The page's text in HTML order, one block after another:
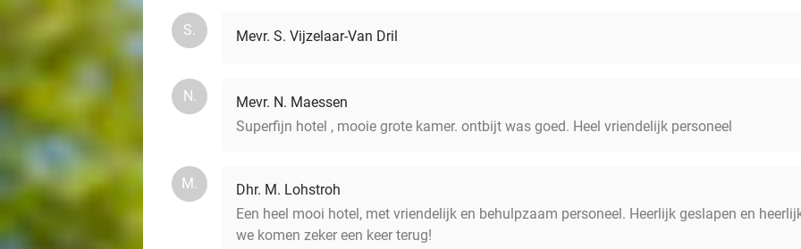
S. Mevr. S. Vijzelaar-Van Dril
N.
Mevr. N. Maessen
Superfijn hotel , mooie grote kamer. ontbijt was goed. Heel vriendelijk personeel
M.
Dhr. M. Lohstroh
Een heel mooi hotel, met vriendelijk en behulpzaam personeel. Heerlijk geslapen en
we komen zeker een keer terug!